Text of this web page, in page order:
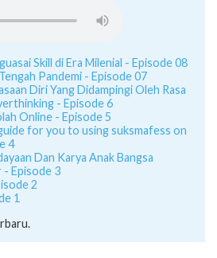
Skill di Era Milenial - Episode 08
Pandemi - Episode 07
Diri Yang Didampingi Oleh Rasa
- Episode 6
Online - Episode 5
for you to using suksmafess on
4
Dan Karya Anak Bangsa
- Episode 3
2
1